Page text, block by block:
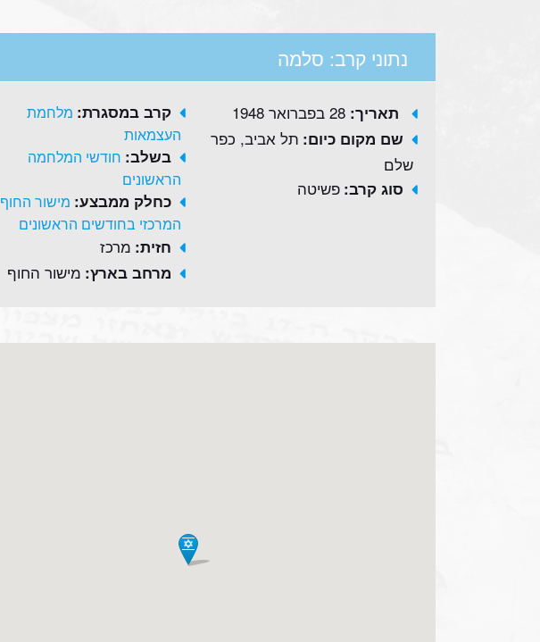
נתוני קרב: סלמה
קרב במסגרת: מלחמת
העצמאות
בשלב: חודשי המלחמה
הראשונים
כחלק ממבצע: מישור החוף
המרכזי בחודשים הראשונים
חזית: מרכז
מרחב בארץ: מישור החוף
תאריך: 28 בפברואר 1948
שם מקום כיום: תל אביב, כפר
שלם
סוג קרב: פשיטה